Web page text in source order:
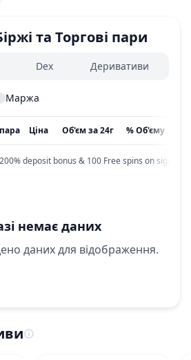
та Торгові пари
Dex Деривативи
Маржа
Ціна Об'єм за 24г % Об'єму
deposit bonus & 100 Free spins on sign up!
немає даних
даних для відображення.